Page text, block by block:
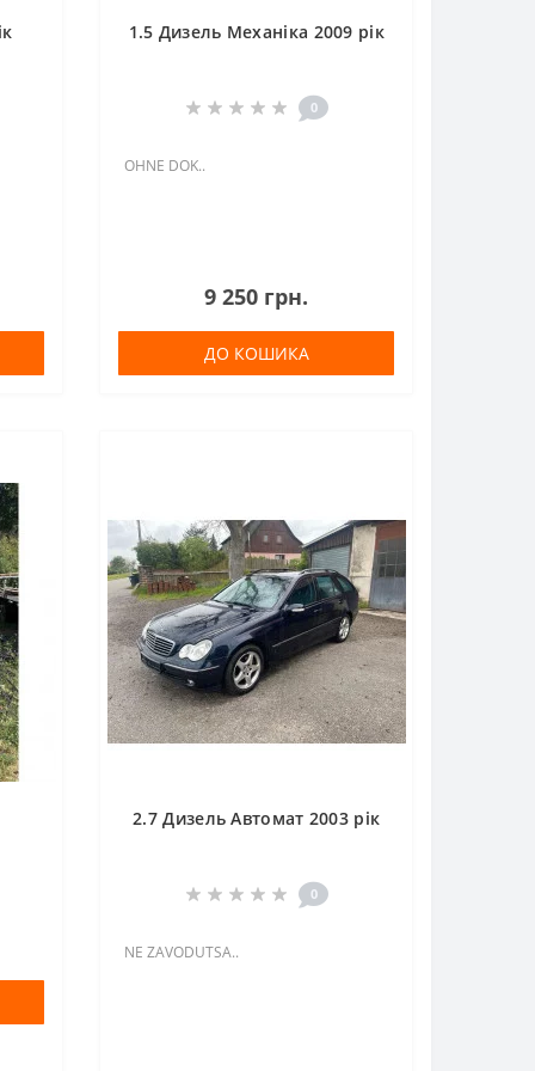
1.5 Дизель Механіка 2009 рік
0
OHNE DOK..
9 250 грн.
ДО КОШИКА
2.7 Дизель Автомат 2003 рік
0
NE ZAVODUTSA..